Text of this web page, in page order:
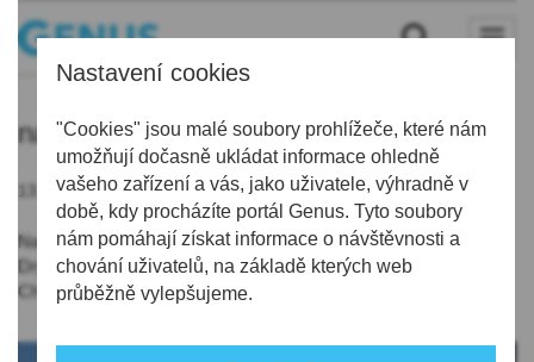
Nastavení cookies
"Cookies" jsou malé soubory prohlížeče, které nám
umožňují dočasně ukládat informace ohledně
vašeho zařízení a vás, jako uživatele, výhradně v
době, kdy procházíte portál Genus. Tyto soubory
nám pomáhají získat informace o návštěvnosti a
chování uživatelů, na základě kterých web
průběžně vylepšujeme.
nanofiltr
13.04.2020 | 9:39
Nanofiltry, které vyrábí univerzita v Liberci a firmy Elmarco a
Drylock, nechá kraj posoudit Státním zdravotním ústavem.
Chce získat prohlášení o shodě.